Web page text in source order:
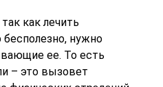
как лечить
нужно
ее. То есть
– это вызовет